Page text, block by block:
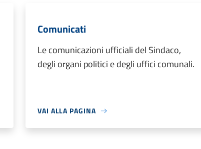
Comunicati
Le comunicazioni ufficiali del Sindaco,
degli organi politici e degli uffici comunali.
VAI ALLA PAGINA